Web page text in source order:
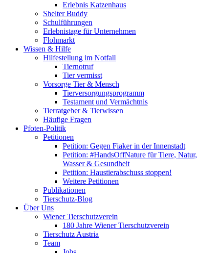
Erlebnis Katzenhaus
Shelter Buddy
Schulführungen
Erlebnistage für Unternehmen
Flohmarkt
Wissen & Hilfe
Hilfestellung im Notfall
Tiernotruf
Tier vermisst
Vorsorge Tier & Mensch
Tierversorgungsprogramm
Testament und Vermächtnis
Tierratgeber & Tierwissen
Häufige Fragen
Pfoten-Politik
Petitionen
Petition: Gegen Fiaker in der Innenstadt
Petition: #HandsOffNature für Tiere, Natur,
Wasser & Gesundheit
Petition: Haustierabschuss stoppen!
Weitere Petitionen
Publikationen
Tierschutz-Blog
Über Uns
Wiener Tierschutzverein
180 Jahre Wiener Tierschutzverein
Tierschutz Austria
Team